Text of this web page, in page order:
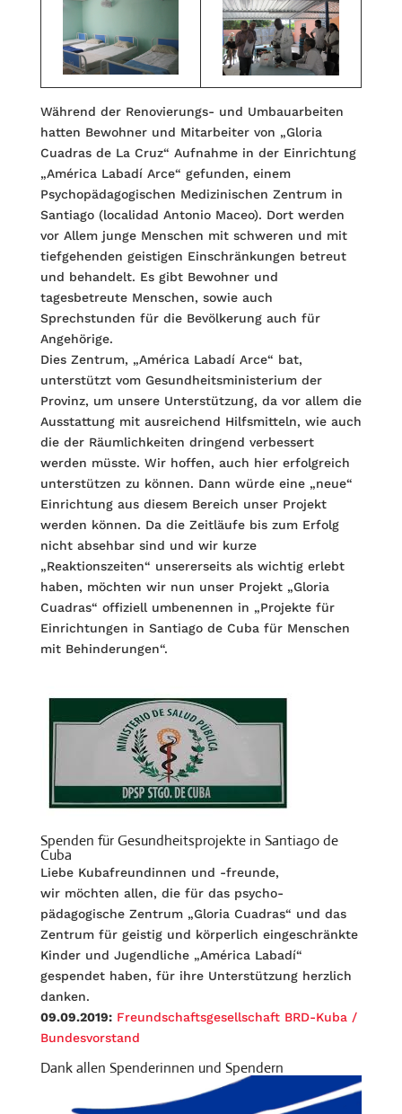
Während der Renovierungs- und Umbauarbeiten
hatten Bewohner und Mitarbeiter von „Gloria
Cuadras de La Cruz“ Aufnahme in der Einrichtung
„América Labadí Arce“ gefunden, einem
Psychopädagogischen Medizinischen Zentrum in
Santiago (localidad Antonio Maceo). Dort werden
vor Allem junge Menschen mit schweren und mit
tiefgehenden geistigen Einschränkungen betreut
und behandelt. Es gibt Bewohner und
tagesbetreute Menschen, sowie auch
Sprechstunden für die Bevölkerung auch für
Angehörige.
Dies Zentrum, „América Labadí Arce“ bat,
unterstützt vom Gesundheitsministerium der
Provinz, um unsere Unterstützung, da vor allem die
Ausstattung mit ausreichend Hilfsmitteln, wie auch
die der Räumlichkeiten dringend verbessert
werden müsste. Wir hoffen, auch hier erfolgreich
unterstützen zu können. Dann würde eine „neue“
Einrichtung aus diesem Bereich unser Projekt
werden können. Da die Zeitläufe bis zum Erfolg
nicht absehbar sind und wir kurze
„Reaktionszeiten“ unsererseits als wichtig erlebt
haben, möchten wir nun unser Projekt „Gloria
Cuadras“ offiziell umbenennen in „Projekte für
Einrichtungen in Santiago de Cuba für Menschen
mit Behinderungen“.
Spenden für Gesundheitsprojekte in Santiago de
Cuba
Liebe Kubafreundinnen und -freunde,
wir möchten allen, die für das psycho-
pädagogische Zentrum „Gloria Cuadras“ und das
Zentrum für geistig und körperlich eingeschränkte
Kinder und Jugendliche „América Labadí“
gespendet haben, für ihre Unterstützung herzlich
danken.
09.09.2019: Freundschaftsgesellschaft BRD-Kuba /
Bundesvorstand
Dank allen Spenderinnen und Spendern